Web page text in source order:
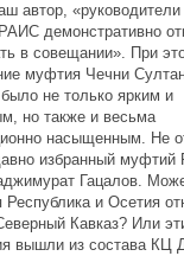
автор,
демонстративно
в совещании». При
муфтия Чечни
не только ярким и
но также и весьма
насыщенным. Не
избранный
Гацалов.
Республика и Осетия
Кавказ? Или
вышли из состава КЦ